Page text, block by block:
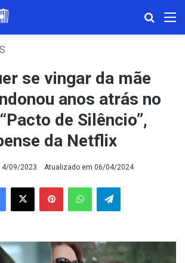
se vingar da mãe
anos atrás no
de Silêncio”,
da Netflix
09/2023 Atualizado em 06/04/2024
Facebook
X PinterestWhatsAppTelegram